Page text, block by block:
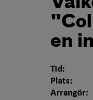
en
Tid:
Plats:
Arrangör: